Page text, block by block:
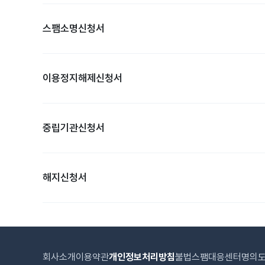
스팸소명신청서
이용정지해제신청서
중립기관신청서
해지신청서
회사소개 이용약관개인정보처리방침불법스팸대응센터 명의